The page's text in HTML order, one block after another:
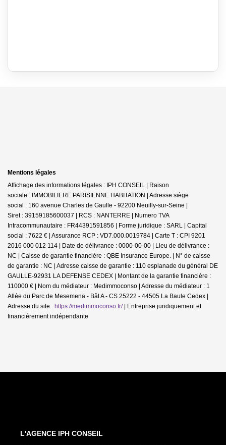
Mentions légales
Affichage des informations légales : IPH CONSEIL | Raison
sociale : IMMOBILIERE PARISIENNE HABITATION | Adresse siège
social : 160 avenue Charles de Gaulle - 92200 Neuilly-sur-Seine |
Siret : 39159185600037 | RCS : NANTERRE | Numero TVA
Intracommunautaire : FR44391591856 | Forme juridique : SARL | Capital
social : 7622 € | Assurance RCP : VD7.000.0019784 | Carte T : CPI 9201
2016 000 012 114 | Date de délivrance : 0000-00-00 | Lieu de délivrance :
NC | Caisse de garantie financière : QBE Insurance Europe. | N° de caisse
de garantie : NC | Adresse caisse de garantie : 110 esplanade du général DE
GAULLE-92931 LA DEFENSE CEDEX | Montant de la garantie financière :
110000 € | Nom du médiateur : Medimmoconso | Adresse du médiateur : 1
Allée du Parc de Mesemena - Bât A - CS 25222 - 44505 La Baule Cedex |
Adresse du site : https://medimmoconso.fr/| Entreprise juridiquement et
financièrement indépendante